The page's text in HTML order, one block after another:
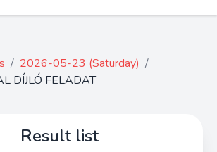
/ 2026-05-23 (Saturday) /
DÍJLÓ FELADAT
Result list